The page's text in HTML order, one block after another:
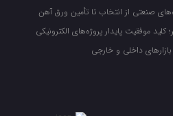
صنعتی از انتخاب تا تأمین ورق آهن
کلید موفقیت پایدار پروژه‌های الکترونیکی
داخلی و خارجی